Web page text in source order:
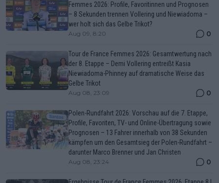
Femmes 2026: Profile, Favoritinnen und Prognosen
– 8 Sekunden trennen Vollering und Niewiadoma –
wer holt sich das Gelbe Trikot?
Aug 09, 8:20 0
Tour de France Femmes 2026: Gesamtwertung nach
der 8. Etappe – Demi Vollering entreißt Kasia
Niewiadoma-Phinney auf dramatische Weise das
Gelbe Trikot
Aug 08, 23:09 0
Polen-Rundfahrt 2026: Vorschau auf die 7. Etappe,
Profile, Favoriten, TV- und Online-Übertragung sowie
Prognosen – 13 Fahrer innerhalb von 38 Sekunden
kämpfen um den Gesamtsieg der Polen-Rundfahrt –
darunter Marco Brenner und Jan Christen
Aug 08, 23:24 0